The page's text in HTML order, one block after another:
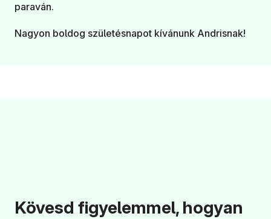
paraván.
Nagyon boldog születésnapot kívánunk Andrisnak!
Kövesd figyelemmel, hogyan